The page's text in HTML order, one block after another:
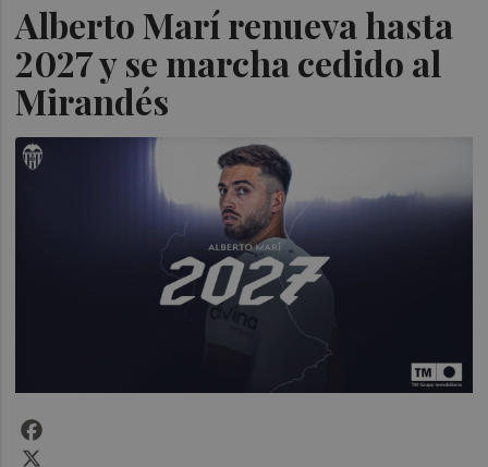
Alberto Marí renueva hasta
2027 y se marcha cedido al
Mirandés